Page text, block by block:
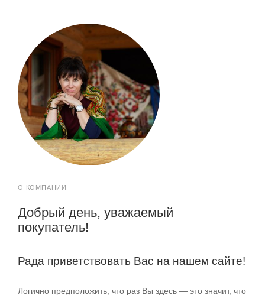
О КОМПАНИИ
Добрый день, уважаемый
покупатель!
Рада приветствовать Вас на нашем сайте!
Логично предположить, что раз Вы здесь — это значит, что